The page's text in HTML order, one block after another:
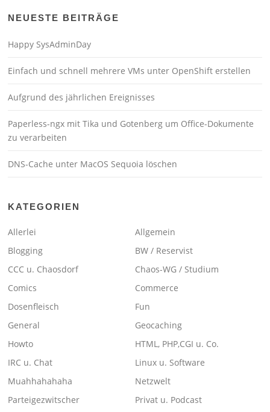
NEUESTE BEITRÄGE
Happy SysAdminDay
Einfach und schnell mehrere VMs unter OpenShift erstellen
Aufgrund des jährlichen Ereignisses
Paperless-ngx mit Tika und Gotenberg um Office-Dokumente
zu verarbeiten
DNS-Cache unter MacOS Sequoia löschen
KATEGORIEN
Allerlei
Allgemein
Blogging
BW / Reservist
CCC u. Chaosdorf
Chaos-WG / Studium
Comics
Commerce
Dosenfleisch
Fun
General
Geocaching
Howto
HTML, PHP,CGI u. Co.
IRC u. Chat
Linux u. Software
Muahhahahaha
Netzwelt
Parteigezwitscher
Privat u. Podcast